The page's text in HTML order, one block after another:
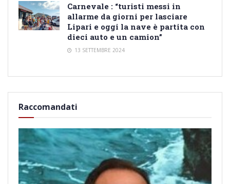
Carnevale : “turisti messi in
allarme da giorni per lasciare
Lipari e oggi la nave è partita con
dieci auto e un camion”
13 SETTEMBRE 2024
Raccomandati